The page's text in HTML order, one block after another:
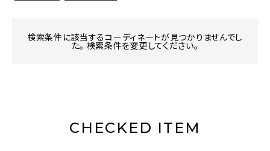
検索条件に該当するコーディネートが見つかりませんでし
た。 検索条件を変更してください。
CHECKED ITEM